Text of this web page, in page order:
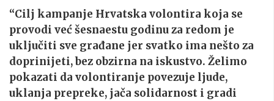
“Cilj kampanje Hrvatska volontira koja se
provodi već šesnaestu godinu za redom je
uključiti sve građane jer svatko ima nešto za
doprinijeti, bez obzirna na iskustvo. Želimo
pokazati da volontiranje povezuje ljude,
uklanja prepreke, jača solidarnost i gradi